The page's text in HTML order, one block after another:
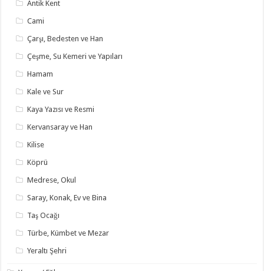
Antik Kent
Cami
Çarşı, Bedesten ve Han
Çeşme, Su Kemeri ve Yapıları
Hamam
Kale ve Sur
Kaya Yazısı ve Resmi
Kervansaray ve Han
Kilise
Köprü
Medrese, Okul
Saray, Konak, Ev ve Bina
Taş Ocağı
Türbe, Kümbet ve Mezar
Yeraltı Şehri